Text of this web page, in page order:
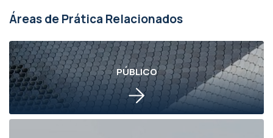
Áreas de Prática Relacionados
PÚBLICO